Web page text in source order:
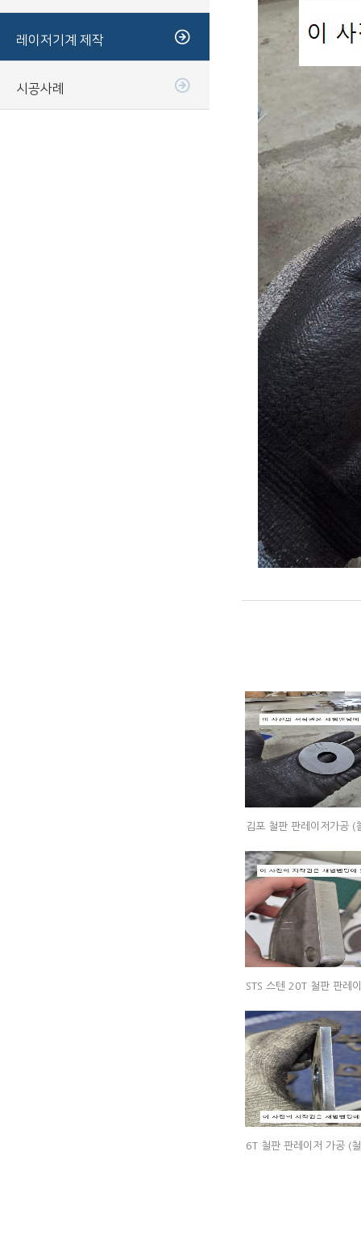
레이저기계 제작
시공사례
김포 철판 판레이저가공 (철판/스텐철판/후판박판/최대40T/철
STS 스텐 20T 철판 판레이저가공 (철판/스텐철판/후판박판/최대40T/철판
6T 철판 판레이저 가공 (철판/스텐철판/후판박판/최대40T/철판